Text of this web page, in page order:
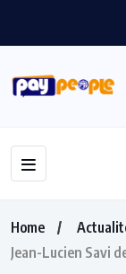
Home
Jean-Lucien Savi